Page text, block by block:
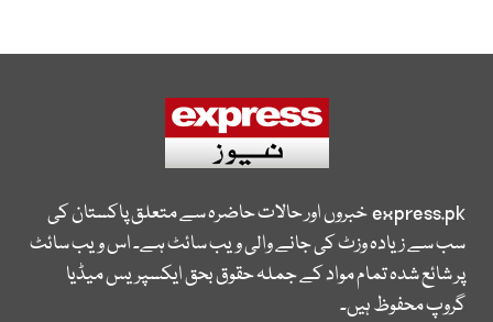
express.pkخبروں اور حالات حاضرہ سے متعلق پاکستان کی
سب سے زیادہ وزٹ کی جانے والی ویب سائٹ ہے۔ اس ویب سائٹ
پر شائع شدہ تمام مواد کے جملہ حقوق بحق ایکسپریس میڈیا
گروپ محفوظ ہیں۔